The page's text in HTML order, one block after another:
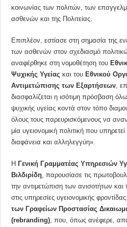
κοινωνίας των πολιτών, των
ασθενών και της Πολιτείας.
Επιπλέον, εστίασε στη σημασία της
των ασθενών στον σχεδιασμό
αναφέρθηκε στη νομοθέτηση του
Ψυχικής Υγείας και του Εθνικού
Αντιμετώπισης των Εξαρτήσεων,
διασφαλίζεται η ισότιμη πρόσβαση
ψυχικής υγείας κοντά στον τόπο
όλους τους παρευρισκόμενους να
μία υγειονομική πολιτική που
διαφάνεια και αλληλεγγύη».
Η Γενική Γραμματέας Υπηρεσιών
Βιλδιρίδη, παρουσίασε τις
την αντιμετώπιση των ανισοτήτων
στις υπηρεσίες υγειονομικής
των Γραφείων Προστασίας
(rebranding), που, όπως ανέφερε,